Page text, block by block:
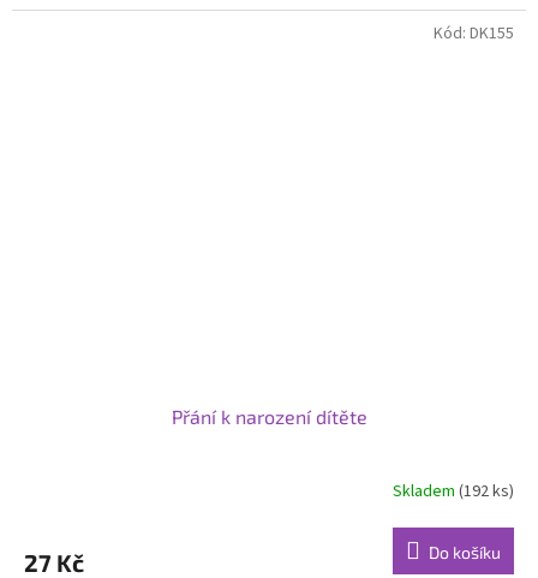
Přání k narození dítěte
Skladem (192 ks)
27 Kč Do košíku
Kód: DK155